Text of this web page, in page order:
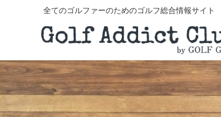
全てのゴルファーのためのゴルフ総合情報サイト